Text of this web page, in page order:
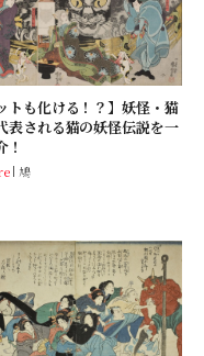
トも化ける！？】妖怪・猫
表される猫の妖怪伝説を一
！
鳩